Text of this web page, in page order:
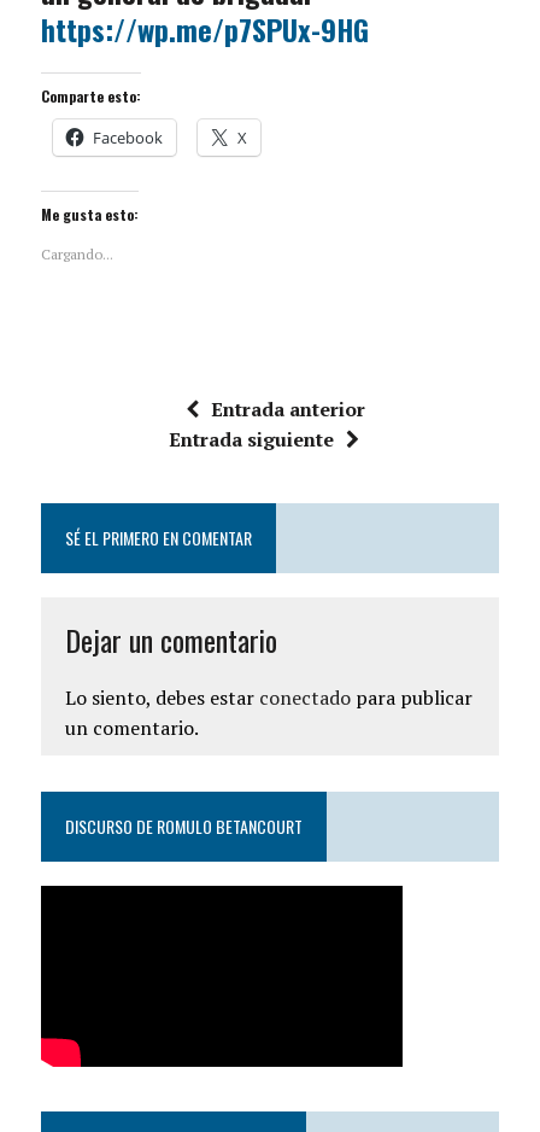
https://wp.me/p7SPUx-9HG
Comparte esto:
Facebook X
Me gusta esto:
Cargando...
Entrada anterior
Entrada siguiente
SÉ EL PRIMERO EN COMENTAR
Dejar un comentario
Lo siento, debes estar conectadopara publicar
un comentario.
DISCURSO DE ROMULO BETANCOURT